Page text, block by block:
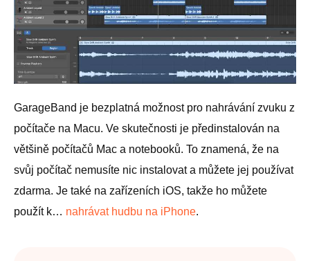
GarageBand je bezplatná možnost pro nahrávání zvuku z
počítače na Macu. Ve skutečnosti je předinstalován na
většině počítačů Mac a notebooků. To znamená, že na
svůj počítač nemusíte nic instalovat a můžete jej používat
zdarma. Je také na zařízeních iOS, takže ho můžete
použít k… nahrávat hudbu na iPhone.